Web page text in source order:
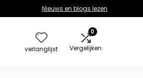
Nieuws en blogs lezen
verlanglijst
0
Vergelijken